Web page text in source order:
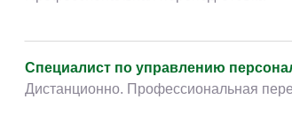
Специалист по управлению
Дистанционно. Профессиональная